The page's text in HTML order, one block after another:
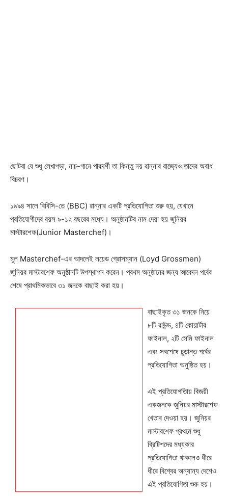
ছোটরা যে শুধু লেখাপড়া, নাচ-গানে পারদর্শী তা কিন্তু নয় রান্নার রাজ্যেও তাদের অবাধ
বিচরণ।
১৯৯৪ সালে বিবিসি-তে (BBC) রান্নার একটি প্রতিযোগিতা শুরু হয়, যেখানে
প্রতিযোগীদের বয়স ৯-১২ বছরের মধ্যে। অনুষ্ঠানটির নাম দেয়া হয় জুনিয়র
মাস্টারশেফ(Junior Masterchef)।
মূল Masterchef-এর আদলেই লয়েড গ্রোসম্যান (Loyd Grossmen)
জুনিয়র মাস্টারশেফ অনুষ্ঠানটি উপস্থাপন করেন। প্রথম অনুষ্ঠানের জন্য আবেদন পর্বের
শেষে প্রাথমিকভাবে ৩১ জনকে বাছাই করা হয়।
বাছাইকৃত ৩১ জনকে নিয়ে
৮টি রাউন্ড, ৪টি কোয়ার্টার
ফাইনাল, ২টি সেমি ফাইনাল
এবং সবশেষে চূড়ান্ত পর্বের
প্রতিযোগিতা অনুষ্ঠিত হয়।
এই প্রতিযোগতিায় বিজয়ী
একজনকে জুনিয়র মাস্টারশেফ
খেতাব দেওয়া হয়। জুনিয়র
মাস্টারশেফ প্রথমে শুধু
ব্রিটিশদের মধ্যকার
প্রতিযোগিতা থাকলেও ধীরে
ধীরে বিশ্বের অন্যান্য দেশেও
এই প্রতিযোগিতা শুরু হয়।